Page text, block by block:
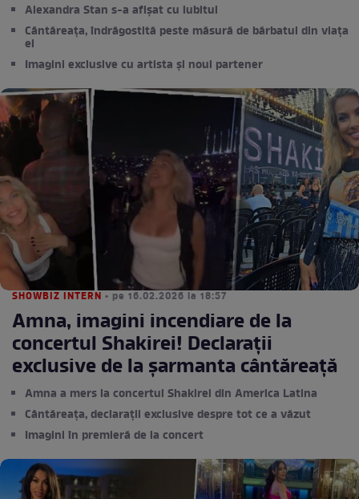
Alexandra Stan s-a afișat cu iubitul
Cântăreața, îndrăgostită peste măsură de bărbatul din viața
ei
Imagini exclusive cu artista și noul partener
SHOWBIZ INTERN • pe 16.02.2026 la 18:57
Amna, imagini incendiare de la
concertul Shakirei! Declarații
exclusive de la șarmanta cântăreață
Amna a mers la concertul Shakirei din America Latina
Cântăreața, declarații exclusive despre tot ce a văzut
Imagini în premieră de la concert